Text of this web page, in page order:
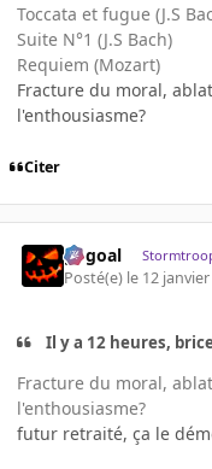
Toccata et fugue (J.S
Suite N°1 (J.S Bach)
Requiem (Mozart)
Fracture du moral,
l'enthousiasme?
Citer
gogoal
Posté(e) le 12
Il y a 12 heures,
Fracture du moral,
l'enthousiasme?
futur retraité, ça le